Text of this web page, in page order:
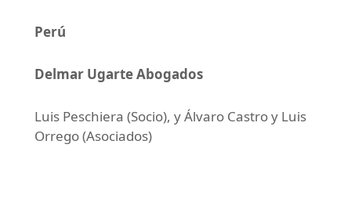
Perú
Delmar Ugarte Abogados
Luis Peschiera (Socio), y Álvaro Castro y Luis
Orrego (Asociados)